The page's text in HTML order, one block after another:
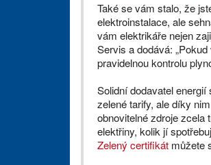
Také se vám stalo, že
elektroinstalace, ale
vám elektrikáře nejen
Servis a dodává:
pravidelnou kontrolu
Solidní dodavatel
zelené tarify, ale díky
obnovitelné zdroje zcela
elektřiny, kolik jí
Zelený certifikát můžete